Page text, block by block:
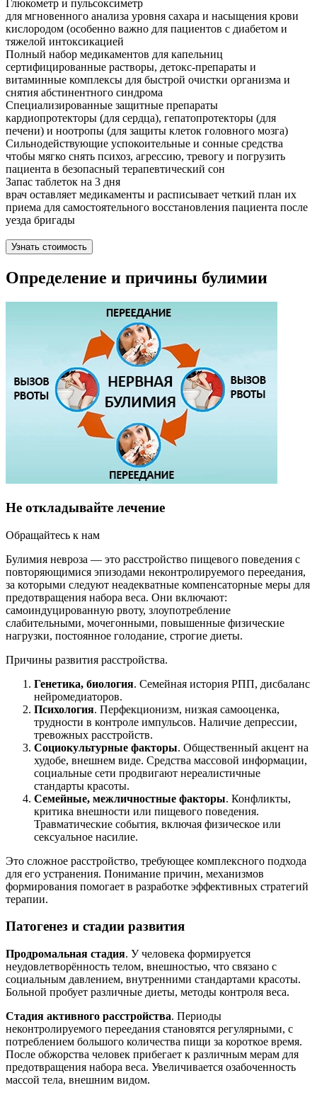
Глюкометр и пульсоксиметр
для мгновенного анализа уровня сахара и насыщения крови
кислородом (особенно важно для пациентов с диабетом и
тяжелой интоксикацией
Полный набор медикаментов для капельниц
сертифицированные растворы, детокс-препараты и
витаминные комплексы для быстрой очистки организма и
снятия абстинентного синдрома
Специализированные защитные препараты
кардиопротекторы (для сердца), гепатопротекторы (для
печени) и ноотропы (для защиты клеток головного мозга)
Сильнодействующие успокоительные и сонные средства
чтобы мягко снять психоз, агрессию, тревогу и погрузить
пациента в безопасный терапевтический сон
Запас таблеток на 3 дня
врач оставляет медикаменты и расписывает четкий план их
приема для самостоятельного восстановления пациента после
уезда бригады
Узнать стоимость
Определение и причины булимии
Не откладывайте лечение
Обращайтесь к нам
Булимия невроза — это расстройство пищевого поведения с
повторяющимися эпизодами неконтролируемого переедания,
за которыми следуют неадекватные компенсаторные меры для
предотвращения набора веса. Они включают:
самоиндуцированную рвоту, злоупотребление
слабительными, мочегонными, повышенные физические
нагрузки, постоянное голодание, строгие диеты.
Причины развития расстройства.
Генетика, биология. Семейная история РПП, дисбаланс
нейромедиаторов.
Психология. Перфекционизм, низкая самооценка,
трудности в контроле импульсов. Наличие депрессии,
тревожных расстройств.
Социокультурные факторы. Общественный акцент на
худобе, внешнем виде. Средства массовой информации,
социальные сети продвигают нереалистичные
стандарты красоты.
Семейные, межличностные факторы. Конфликты,
критика внешности или пищевого поведения.
Травматические события, включая физическое или
сексуальное насилие.
Это сложное расстройство, требующее комплексного подхода
для его устранения. Понимание причин, механизмов
формирования помогает в разработке эффективных стратегий
терапии.
Патогенез и стадии развития
Продромальная стадия. У человека формируется
неудовлетворённость телом, внешностью, что связано с
социальным давлением, внутренними стандартами красоты.
Больной пробует различные диеты, методы контроля веса.
Стадия активного расстройства. Периоды
неконтролируемого переедания становятся регулярными, с
потреблением большого количества пищи за короткое время.
После обжорства человек прибегает к различным мерам для
предотвращения набора веса. Увеличивается озабоченность
массой тела, внешним видом.